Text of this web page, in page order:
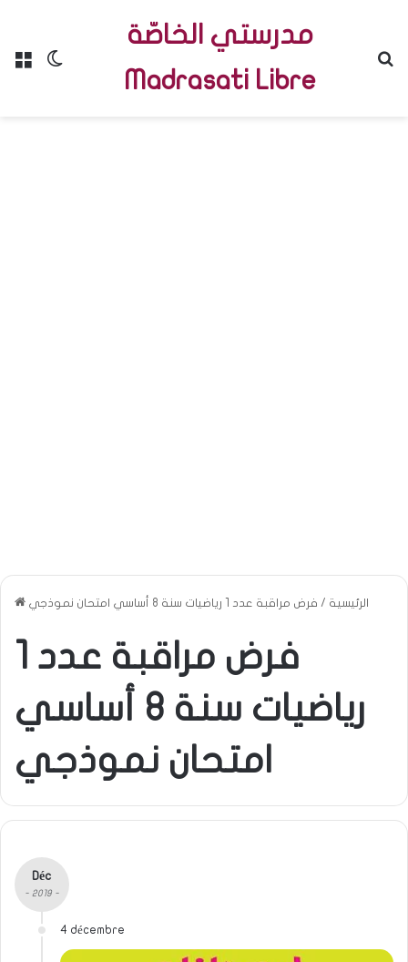
Menu
مدرستي الخاصّة
Madrasati Libre
الرئيسية / فرض مراقبة عدد 1 رياضيات سنة 8 أساسي امتحان نموذجي
رياضيات سنة 8 أساسي
امتحان نموذجي
Déc
- 2019 -
4 décembre